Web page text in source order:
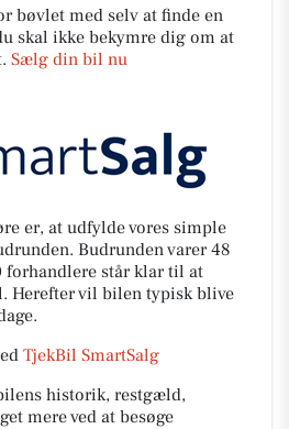
bøvlet med selv at finde en
skal ikke bekymre dig om at
Sælg din bil nu
er, at udfylde vores simple
Budrunden varer 48
forhandlere står klar til at
Herefter vil bilen typisk blive
TjekBil SmartSalg
historik, restgæld,
mere ved at besøge